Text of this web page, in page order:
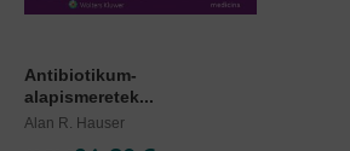
Antibiotikum-
alapismeretek...
Alan R. Hauser